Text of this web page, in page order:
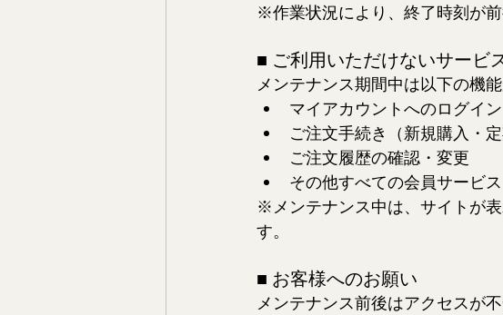
※作業状況により、終了時刻が前
■ ご利用いただけないサービ
メンテナンス期間中は以下の機能
マイアカウントへのログイン
ご注文手続き（新規購入・
ご注文履歴の確認・変更
その他すべての会員サービス
※メンテナンス中は、サイトが
す。
■ お客様へのお願い
メンテナンス前後はアクセスが